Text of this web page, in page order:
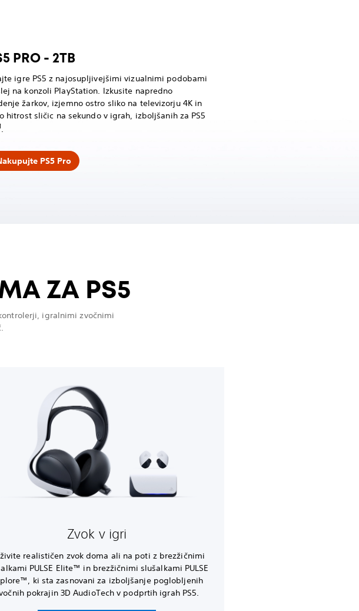
PRO - 2TB
igre PS5 z najosupljivejšimi vizualnimi podobami
na konzoli PlayStation. Izkusite napredno
žarkov, izjemno ostro sliko na televizorju 4K in
hitrost sličic na sekundo v igrah, izboljšanih za PS5
.
PS5 Pro
ZA PS5
igralnimi zvočnimi
Zvok v igri
realističen zvok doma ali na poti z brezžičnimi
PULSE Elite™ in brezžičnimi slušalkami PULSE
ki sta zasnovani za izboljšanje poglobljenih
pokrajin 3D AudioTech v podprtih igrah PS5.